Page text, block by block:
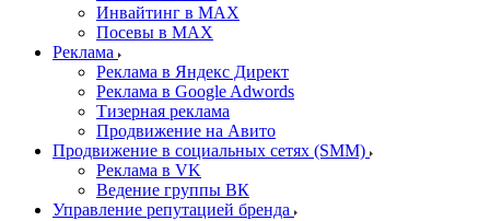
Инвайтинг в MAX
Посевы в MAX
Реклама
Реклама в Яндекс Директ
Реклама в Google Adwords
Тизерная реклама
Продвижение на Авито
Продвижение в социальных сетях (SMM)
Реклама в VK
Ведение группы ВК
Управление репутацией бренда